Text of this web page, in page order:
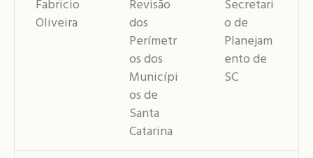
Fabricio
Oliveira
Revisão
dos
Perímetr
os dos
Municípi
os de
Santa
Catarina
Secretari
o de
Planejam
ento de
SC